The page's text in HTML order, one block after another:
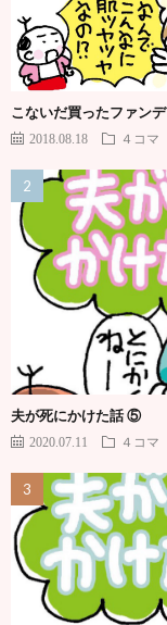
こないだ買ったファンデ
2018.08.18 ４コマ
夫が死にかけた話 ⑤
2020.07.11 ４コマ